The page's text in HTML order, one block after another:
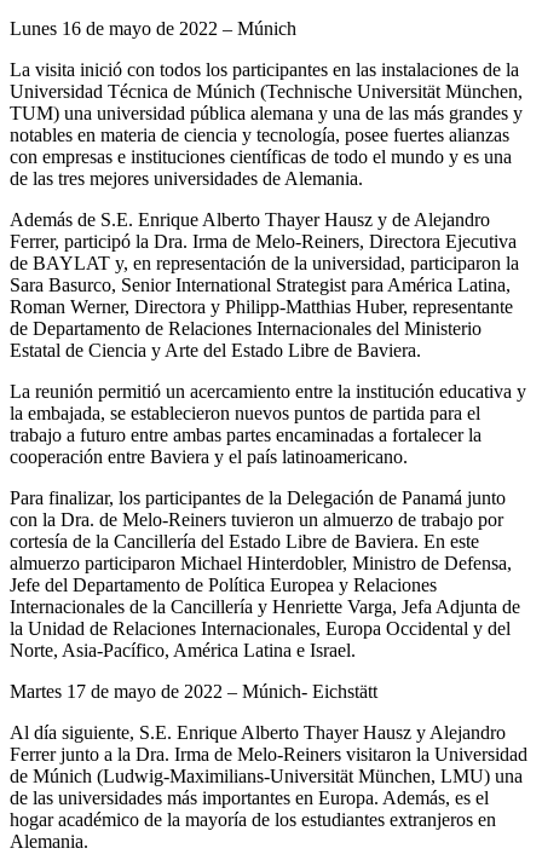
Lunes 16 de mayo de 2022 – Múnich
La visita inició con todos los participantes en las instalaciones de la
Universidad Técnica de Múnich (Technische Universität München,
TUM) una universidad pública alemana y una de las más grandes y
notables en materia de ciencia y tecnología, posee fuertes alianzas
con empresas e instituciones científicas de todo el mundo y es una
de las tres mejores universidades de Alemania.
Además de S.E. Enrique Alberto Thayer Hausz y de Alejandro
Ferrer, participó la Dra. Irma de Melo-Reiners, Directora Ejecutiva
de BAYLAT y, en representación de la universidad, participaron la
Sara Basurco, Senior International Strategist para América Latina,
Roman Werner, Directora y Philipp-Matthias Huber, representante
de Departamento de Relaciones Internacionales del Ministerio
Estatal de Ciencia y Arte del Estado Libre de Baviera.
La reunión permitió un acercamiento entre la institución educativa y
la embajada, se establecieron nuevos puntos de partida para el
trabajo a futuro entre ambas partes encaminadas a fortalecer la
cooperación entre Baviera y el país latinoamericano.
Para finalizar, los participantes de la Delegación de Panamá junto
con la Dra. de Melo-Reiners tuvieron un almuerzo de trabajo por
cortesía de la Cancillería del Estado Libre de Baviera. En este
almuerzo participaron Michael Hinterdobler, Ministro de Defensa,
Jefe del Departamento de Política Europea y Relaciones
Internacionales de la Cancillería y Henriette Varga, Jefa Adjunta de
la Unidad de Relaciones Internacionales, Europa Occidental y del
Norte, Asia-Pacífico, América Latina e Israel.
Martes 17 de mayo de 2022 – Múnich- Eichstätt
Al día siguiente, S.E. Enrique Alberto Thayer Hausz y Alejandro
Ferrer junto a la Dra. Irma de Melo-Reiners visitaron la Universidad
de Múnich (Ludwig-Maximilians-Universität München, LMU) una
de las universidades más importantes en Europa. Además, es el
hogar académico de la mayoría de los estudiantes extranjeros en
Alemania.